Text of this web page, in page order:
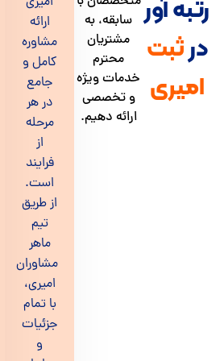
سابقه، به
مشتریان
محترم
خدمات ویژه
و تخصصی
ارائه دهیم.
ارائه
مشاوره
کامل و
جامع
در هر
مرحله
دیگر
ویژگی‌های
ما
است.
ما
تلاش
می‌کنیم
تا در
انجام
هر
فرآیند،
سرعت
عمل
کنیم تا
نیازهای
شما را